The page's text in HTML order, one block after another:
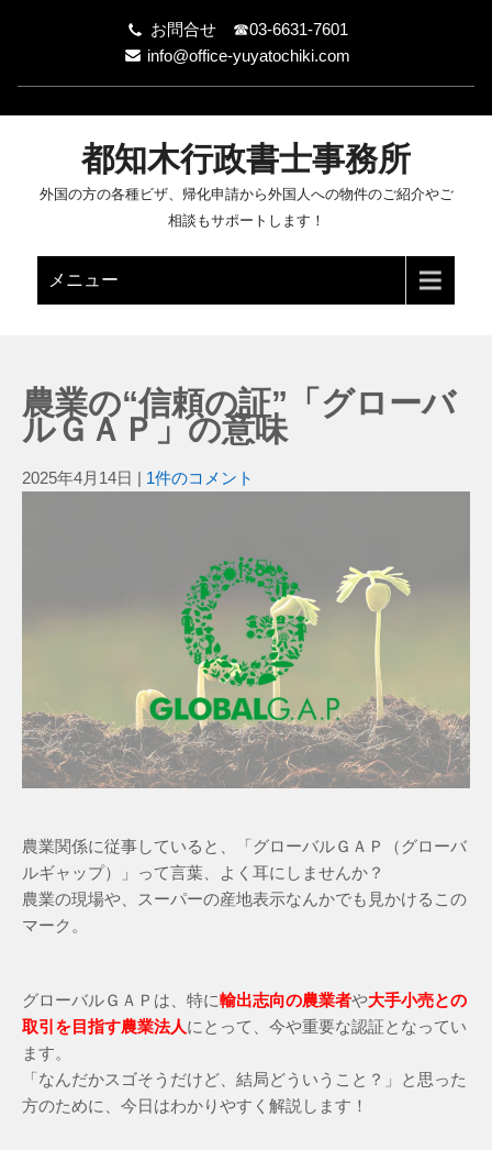
お問合せ ☎03-6631-7601
info@office-yuyatochiki.com
都知木行政書士事務所
外国の方の各種ビザ、帰化申請から外国人への物件のご紹介やご
相談もサポートします！
メニュー
農業の“信頼の証”「グローバ
ルＧＡＰ」の意味
2025年4月14日 | 1件のコメント
農業関係に従事していると、「グローバルＧＡＰ（グローバ
ルギャップ）」って言葉、よく耳にしませんか？
農業の現場や、スーパーの産地表示なんかでも見かけるこの
マーク。
グローバルＧＡＰは、特に輸出志向の農業者や大手小売との
取引を目指す農業法人にとって、今や重要な認証となってい
ます。
「なんだかスゴそうだけど、結局どういうこと？」と思った
方のために、今日はわかりやすく解説します！